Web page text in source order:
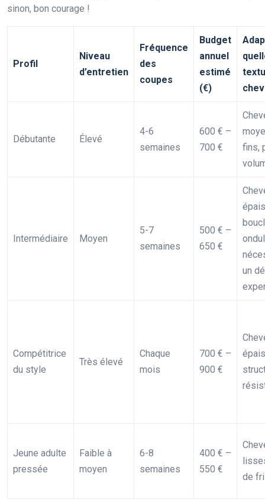
sinon, bon courage !
Profil
Niveau
d’entretien
Fréquence
des
coupes
Budget
annuel
estimé
(€)
Débutante Élevé
4-6
semaines
600 € –
700 €
fins,
Intermédiaire Moyen
5-7
semaines
500 € –
650 €
un
Compétitrice
du style
Très élevé
Chaque
mois
700 € –
900 €
Jeune adulte
pressée
Faible à
moyen
6-8
semaines
400 € –
550 €
de